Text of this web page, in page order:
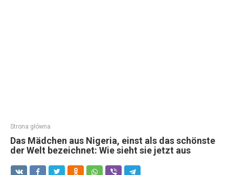
Strona główna
Das Mädchen aus Nigeria, einst als das schönste
der Welt bezeichnet: Wie sieht sie jetzt aus